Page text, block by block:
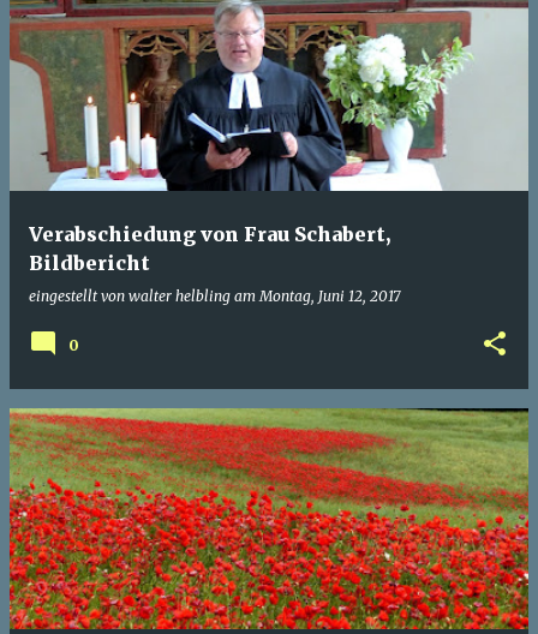
Verabschiedung von Frau Schabert,
Bildbericht
eingestellt von walter helbling amMontag, Juni 12, 2017
0